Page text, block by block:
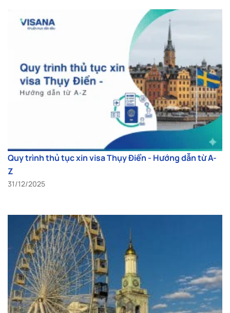
Quy trình thủ tục xin visa Thụy Điển - Hướng dẫn từ A-
Z
31/12/2025